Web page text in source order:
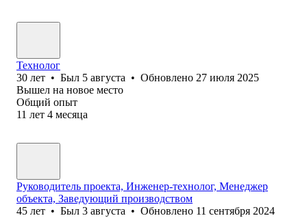
Технолог
30 лет • Был 5 августа • Обновлено 27 июля 2025
Вышел на новое место
Общий опыт
11 лет 4 месяца
Руководитель проекта, Инженер-технолог, Менеджер
объекта, Заведующий производством
45 лет • Был 3 августа • Обновлено 11 сентября 2024